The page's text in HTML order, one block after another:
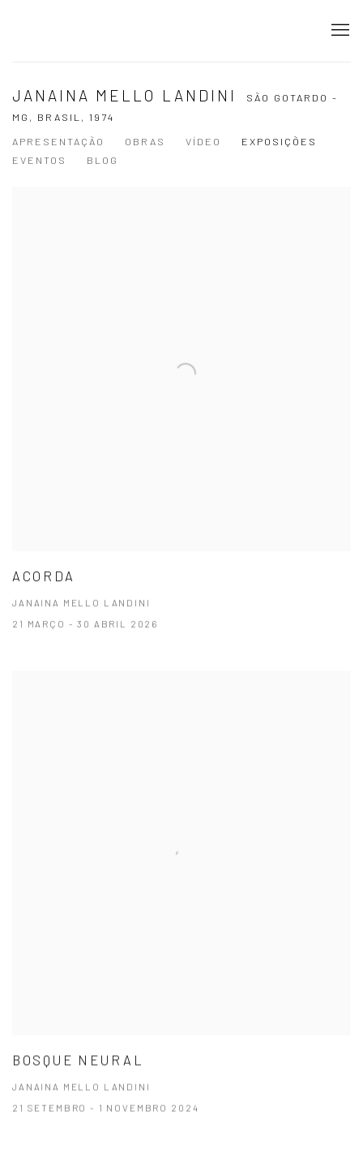
JANAINA MELLO LANDINI
SÃO GOTARDO -
MG, BRASIL, 1974
APRESENTAÇÃO
OBRAS VÍDEO
EXPOSIÇÕES
EVENTOS
BLOG
ACORDA
JANAINA MELLO LANDINI
21 MARÇO - 30 ABRIL 2026
BOSQUE NEURAL
JANAINA MELLO LANDINI
21 SETEMBRO - 1 NOVEMBRO 2024